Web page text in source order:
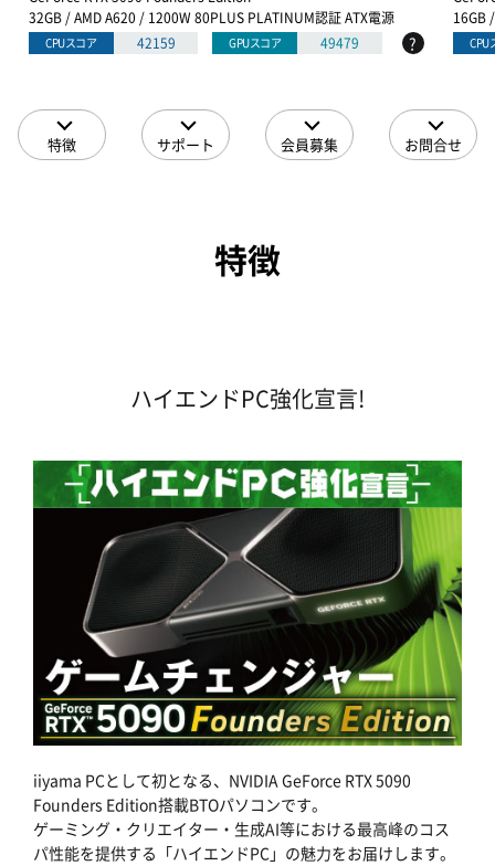
32GB / AMD A620 / 1200W 80PLUS PLATINUM認証 ATX電源
CPUスコア 42159 GPUスコア 49479 ?
16GB
CPU
特徴 サポート 会員募集 お問合せ
特徴
ハイエンドPC強化宣言!
iiyama PCとして初となる、NVIDIA GeForce RTX 5090
Founders Edition搭載BTOパソコンです。
ゲーミング・クリエイター・生成AI等における最高峰のコス
パ性能を提供する「ハイエンドPC」の魅力をお届けします。